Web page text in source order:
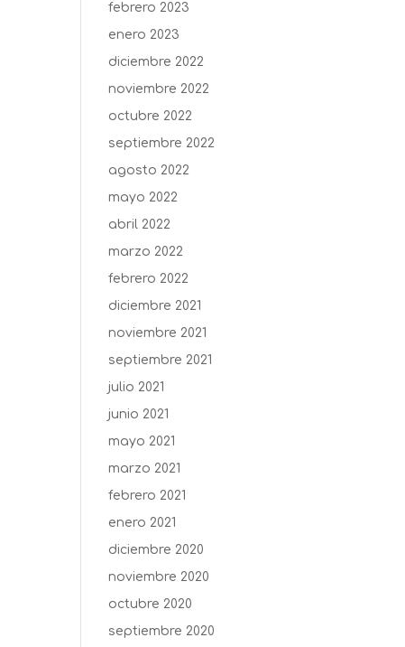
febrero 2023
enero 2023
diciembre 2022
noviembre 2022
octubre 2022
septiembre 2022
agosto 2022
mayo 2022
abril 2022
marzo 2022
febrero 2022
diciembre 2021
noviembre 2021
septiembre 2021
julio 2021
junio 2021
mayo 2021
marzo 2021
febrero 2021
enero 2021
diciembre 2020
noviembre 2020
octubre 2020
septiembre 2020